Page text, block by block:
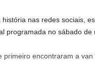
nas redes sociais,
programada no sábado de